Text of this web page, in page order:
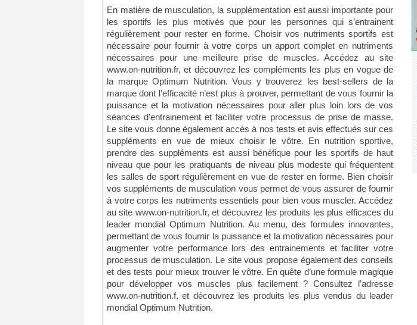
En matière de musculation, la supplémentation est aussi importante pour
les sportifs les plus motivés que pour les personnes qui s’entrainent
régulièrement pour rester en forme. Choisir vos nutriments sportifs est
nécessaire pour fournir à votre corps un apport complet en nutriments
nécessaires pour une meilleure prise de muscles. Accédez au site
www.on-nutrition.fr, et découvrez les compléments les plus en vogue de
la marque Optimum Nutrition. Vous y trouverez les best-sellers de la
marque dont l’efficacité n’est plus à prouver, permettant de vous fournir la
puissance et la motivation nécessaires pour aller plus loin lors de vos
séances d’entrainement et faciliter votre processus de prise de masse.
Le site vous donne également accès à nos tests et avis effectués sur ces
suppléments en vue de mieux choisir le vôtre. En nutrition sportive,
prendre des suppléments est aussi bénéfique pour les sportifs de haut
niveau que pour les pratiquants de niveau plus modeste qui fréquentent
les salles de sport régulièrement en vue de rester en forme. Bien choisir
vos suppléments de musculation vous permet de vous assurer de fournir
à votre corps les nutriments essentiels pour bien vous muscler. Accédez
au site www.on-nutrition.fr, et découvrez les produits les plus efficaces du
leader mondial Optimum Nutrition. Au menu, des formules innovantes,
permettant de vous fournir la puissance et la motivation nécessaires pour
augmenter votre performance lors des entrainements et faciliter votre
processus de musculation. Le site vous propose également des conseils
et des tests pour mieux trouver le vôtre. En quête d’une formule magique
pour développer vos muscles plus facilement ? Consultez l’adresse
www.on-nutrition.f, et découvrez les produits les plus vendus du leader
mondial Optimum Nutrition.